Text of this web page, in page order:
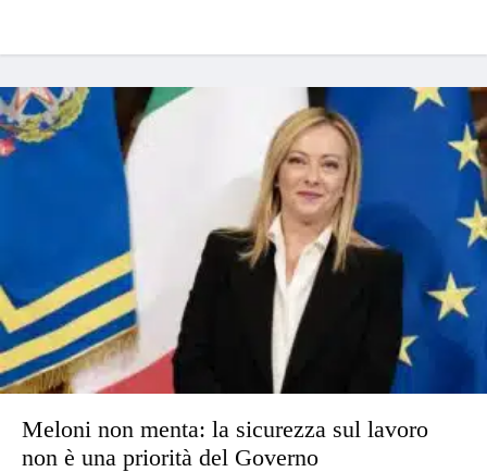
Meloni non menta: la sicurezza sul lavoro
non è una priorità del Governo